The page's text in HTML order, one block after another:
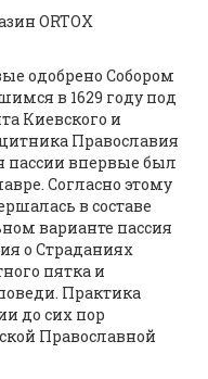
одобрено Собором
в 1629 году под
Киевского и
Православия
пассии впервые был
Согласно этому
в составе
варианте пассия
о Страданиях
пятка и
Практика
до сих пор
Православной